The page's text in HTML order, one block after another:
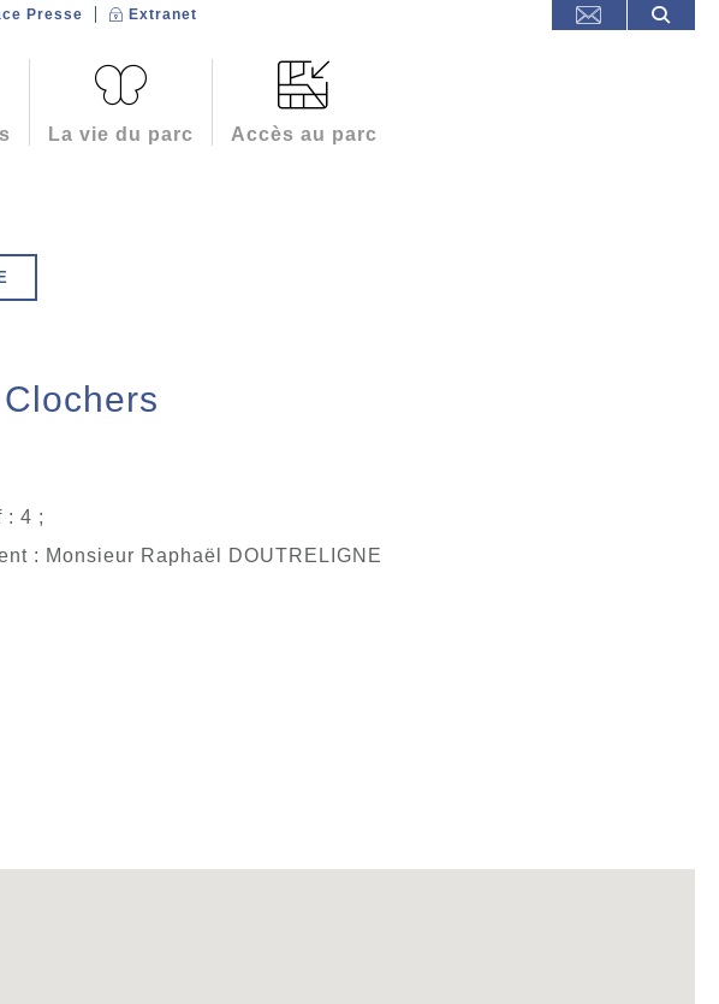
La vie du parc Accès au parc
Presse Extranet
: 4 ;
: Monsieur Raphaël DOUTRELIGNE